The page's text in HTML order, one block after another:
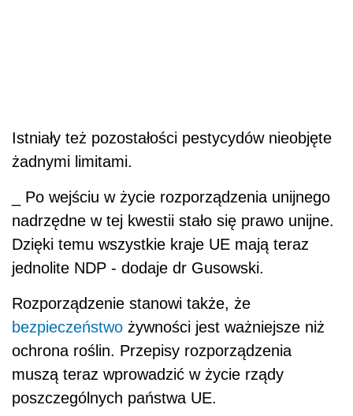
Istniały też pozostałości pestycydów nieobjęte
żadnymi limitami.
_ Po wejściu w życie rozporządzenia unijnego
nadrzędne w tej kwestii stało się prawo unijne.
Dzięki temu wszystkie kraje UE mają teraz
jednolite NDP - dodaje dr Gusowski.
Rozporządzenie stanowi także, że
bezpieczeństwo żywności jest ważniejsze niż
ochrona roślin. Przepisy rozporządzenia
muszą teraz wprowadzić w życie rządy
poszczególnych państwa UE.